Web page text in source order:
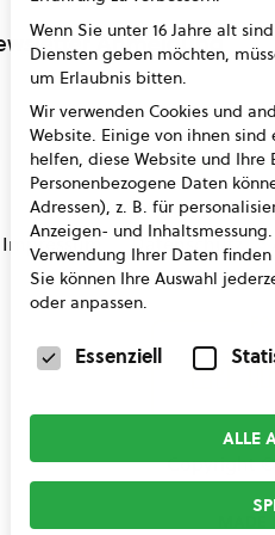
Anmeldung
Impressum Datenschutz
Copyright
Wenn Sie unter 16 Jahre alt
Diensten geben möchten,
um Erlaubnis bitten.
Wir verwenden Cookies und
Website. Einige von ihnen sind
helfen, diese Website und Ihre
Personenbezogene Daten
Adressen), z. B. für
Anzeigen- und Inhaltsmessung.
Verwendung Ihrer Daten
Sie können Ihre Auswahl
oder anpassen.
Datenschutzeinstellungen
Essenziell
ALLE